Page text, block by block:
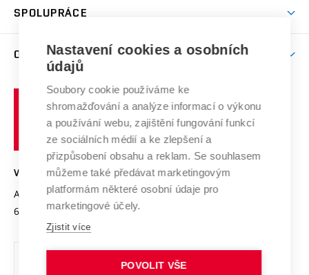
Celoživotní vzdělávání
E-přihláška
Harmonogram akademického roku
Závěrečné práce
Doktorské studium
Zpracování osobních údajů studentů
Sociální bezpečí
Studium bez bariér
Podpora podnikání
Mezinárodní vědecká rada
Systém zajišťování kvality výzkumu
Výzkumné infrastruktury
Transfer znalostí
Open Science
Projekty
Projekty ze strukturálních fondů
Specifický výzkum
SPOLUPRÁCE
Firemní spolupráce
Zahraniční spolupráce
Spolupráce se školami
Mezinárodní dohody
Univerzitní sítě
O UNIVERZITĚ
Profil univerzity
Udržitelná univerzita
Podnikavá univerzita / ContriBUTe
Bezpečná univerzita
Vyznamenání
Organizační struktura
Ochrana osobních údajů
učení
technické
Brně
VYSOKÉ UČENÍ TECHNICKÉ V BRNĚ
Antonínská 548/1
602 00 Brno
www.vut.cz
vut@vutbr.cz
Nastavení cookies a osobních
údajů
Soubory cookie používáme ke
shromažďování a analýze informací o výkonu
a používání webu, zajištění fungování funkcí
ze sociálních médií a ke zlepšení a
přizpůsobení obsahu a reklam. Se souhlasem
můžeme také předávat marketingovým
platformám některé osobní údaje pro
marketingové účely.
Zjistit více
POVOLIT VŠE